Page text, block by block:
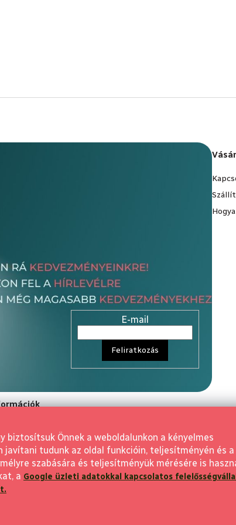
biztosítsuk Önnek a weboldalunkon a kényelmes
javítani tudunk az oldal funkcióin, teljesítményén és a
szabására és teljesítményük mérésére is
a Google üzleti adatokkal kapcsolatos
E-mail
Feliratkozás
elállás
visszaküldés